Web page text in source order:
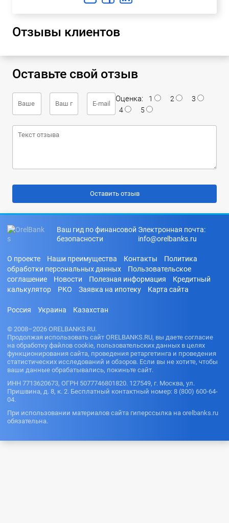
Отзывы клиентов
Оставьте свой отзыв
Оценка: 1 2
3
4
5
Ваш гид по финансовой
безопасности
Электронная почта:
info@orelbanks.ru
О проекте Наши преимущества Контакты
Политика
обработки персональных данных
Пользовательское
соглашение
Новости Полезная информация
Кредитный
калькулятор
РКО Заявка на ипотеку Карта сайта
Россия Украина Казахстан
© 2008–2026 ORELBANKS.RU.
Продолжая использовать сайт ORELBANKS.RU, вы даете согласие
на обработку файлов cookie, пользовательских данных в целях
функционирования сайта, проведения ретаргетинга и проведения
статистических исследований и обзоров. Если вы не хотите, чтобы
ваши данные обрабатывались, покиньте сайт.
ИНН 7713620673, ОГРН 5077746801820. 127549, г. Москва, ул.
Пришвина, д. 8, к. 2. Бесплатный контактный номер: 8 (800) 600-64-
04.
При использовании материалов сайта гиперссылка на orelbanks.ru
обязательна.